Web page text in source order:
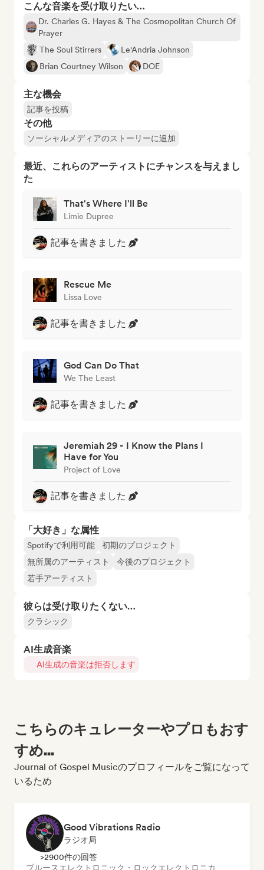
こんな音楽を受け取りたい…
Dr. Charles G. Hayes & The Cosmopolitan Church Of
Prayer
The Soul Stirrers
Le'Andria Johnson
Brian Courtney Wilson
DOE
主な機会
記事を投稿
その他
ソーシャルメディアのストーリーに追加
最近、これらのアーティストにチャンスを与えまし
た
That's Where I'll Be
Limie Dupree
記事を書きました
Rescue Me
Lissa Love
記事を書きました
God Can Do That
We The Least
記事を書きました
Jeremiah 29 - I Know the Plans I
Have for You
Project of Love
記事を書きました
「大好き」な属性
Spotifyで利用可能
初期のプロジェクト
無所属のアーティスト
今後のプロジェクト
若手アーティスト
彼らは受け取りたくない…
クラシック
AI生成音楽
AI生成の音楽は拒否します
こちらのキュレーターやプロもおす
すめ...
Journal of Gospel Musicのプロフィールをご覧になって
いるため
Good Vibrations Radio
ラジオ局
>2900件の回答
ブルースエレクトロニック・ロックエレクトロニカ